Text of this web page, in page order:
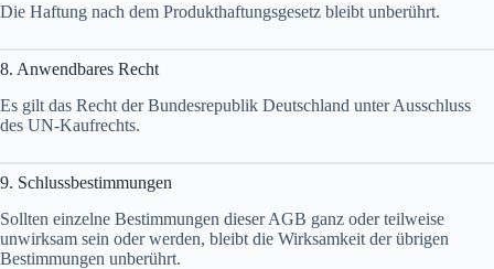
Die Haftung nach dem Produkthaftungsgesetz bleibt unberührt.
8. Anwendbares Recht
Es gilt das Recht der Bundesrepublik Deutschland unter Ausschluss
des UN-Kaufrechts.
9. Schlussbestimmungen
Sollten einzelne Bestimmungen dieser AGB ganz oder teilweise
unwirksam sein oder werden, bleibt die Wirksamkeit der übrigen
Bestimmungen unberührt.